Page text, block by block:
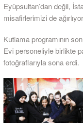
Eyüpsultan’dan değil,
misafirlerimizi de
Kutlama programının
Evi personeliyle birlikte
fotoğraflarıyla sona erdi.